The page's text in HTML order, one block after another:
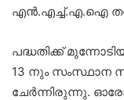
എൻ.എച്ച്.എ.ഐ
പദ്ധതിക്ക്
13 നും സംസ്ഥാന
ചേർന്നിരുന്നു.